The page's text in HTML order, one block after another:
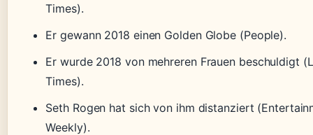
Times).
Er gewann 2018 einen Golden Globe (People).
Er wurde 2018 von mehreren Frauen beschuldigt
Times).
Seth Rogen hat sich von ihm distanziert
Weekly).